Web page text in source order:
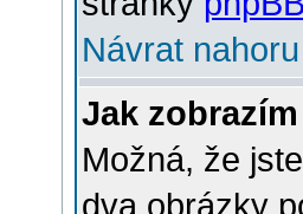
Návrat nahoru
Jak
Možná, že
dva obrázky